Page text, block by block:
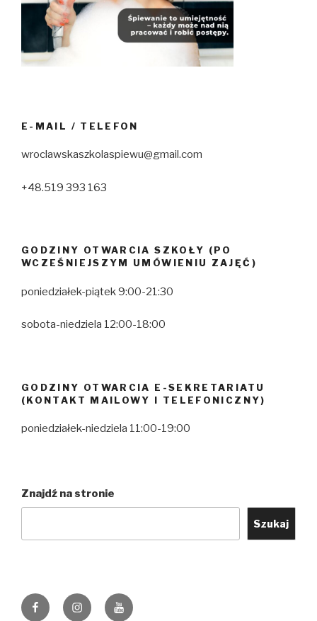
E-MAIL / TELEFON
wroclawskaszkolaspiewu@gmail.com
+48.519 393 163
GODZINY OTWARCIA SZKOŁY (PO
WCZEŚNIEJSZYM UMÓWIENIU ZAJĘĆ)
poniedziałek-piątek 9:00-21:30
sobota-niedziela 12:00-18:00
GODZINY OTWARCIA E-SEKRETARIATU
(KONTAKT MAILOWY I TELEFONICZNY)
poniedziałek-niedziela 11:00-19:00
Znajdź na stronie
Szukaj
FacebookInstagramYouTube